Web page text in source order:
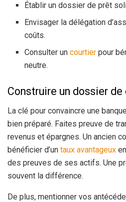
Établir un dossier de prêt
Envisager la délégation
coûts.
Consulter uncourtier pour
neutre.
Construire un dossier
La clé pour convaincre une
bien préparé. Faites preuve de
revenus et épargnes. Un ancien
bénéficier d’un taux avantageux
des preuves de ses actifs. Une
souvent la différence.
De plus, mentionner vos